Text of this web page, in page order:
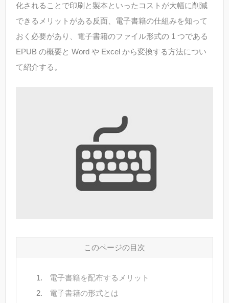
化されることで印刷と製本といったコストが大幅に削減
できるメリットがある反面、電子書籍の仕組みを知って
おく必要があり、電子書籍のファイル形式の 1 つである
EPUB の概要と Word や Excel から変換する方法につい
て紹介する。
このページの目次
電子書籍を配布するメリット
電子書籍の形式とは